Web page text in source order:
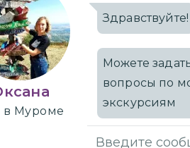
в Муроме
Здравствуйте!
Можете
вопросы по
экскурсиям